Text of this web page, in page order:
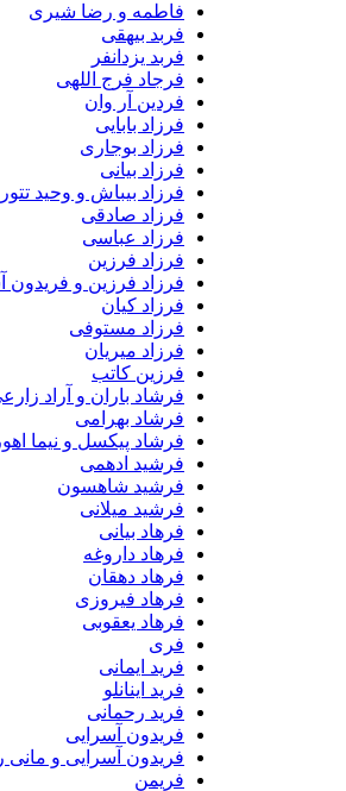
فاطمه و رضا شیری
فربد بیهقی
فربد یزدانفر
فرجاد فرج اللهی
فردین آر وان
فرزاد بابایی
فرزاد بوجاری
فرزاد بیانی
فرزاد بیباش و وحید تتورا
فرزاد صادقی
فرزاد عباسی
فرزاد فرزین
فرزاد فرزین و فریدون آسرایی
فرزاد کیان
فرزاد مستوفی
فرزاد میریان
فرزین کاتب
فرشاد باران و آراد زارعی
فرشاد بهرامی
فرشاد پیکسل و نیما اهورا
فرشید ادهمی
فرشید شاهسون
فرشید میلانی
فرهاد بیانی
فرهاد داروغه
فرهاد دهقان
فرهاد فیروزی
فرهاد یعقوبی
فرید ایمانی
فرید اینانلو
فرید رحمانی
فریدون آسرایی
فریدون آسرایی و مانی رهنما